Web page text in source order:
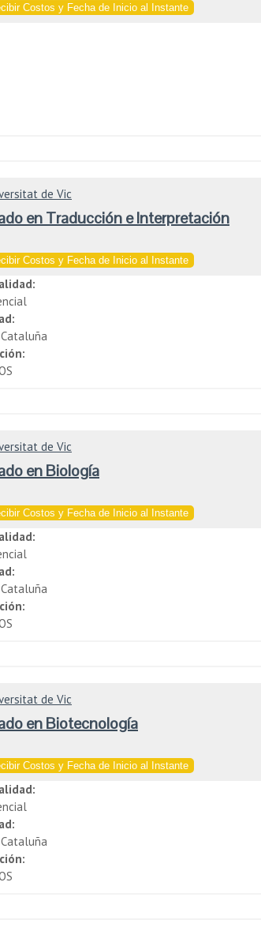
Costos y Fecha de Inicio al Instante
de Vic
en Traducción e Interpretación
Costos y Fecha de Inicio al Instante
de Vic
en Biología
Costos y Fecha de Inicio al Instante
de Vic
en Biotecnología
Costos y Fecha de Inicio al Instante